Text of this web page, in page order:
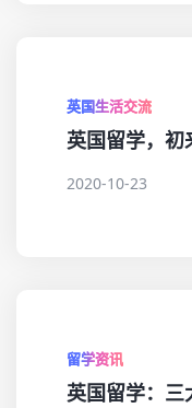
英国生活交流
英国留学，初
2020-10-23
留学资讯
英国留学：三